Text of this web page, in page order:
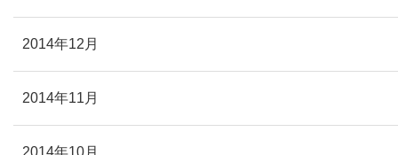
2014年12月
2014年11月
2014年10月